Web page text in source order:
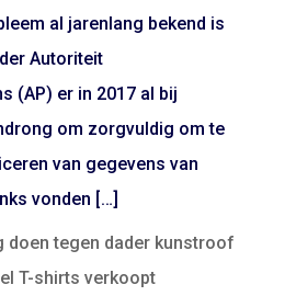
al jarenlang bekend is
Autoriteit
(AP) er in 2017 al bij
om zorgvuldig om te
van gegevens van
vonden […]
doen tegen dader kunstroof
T-shirts verkoopt